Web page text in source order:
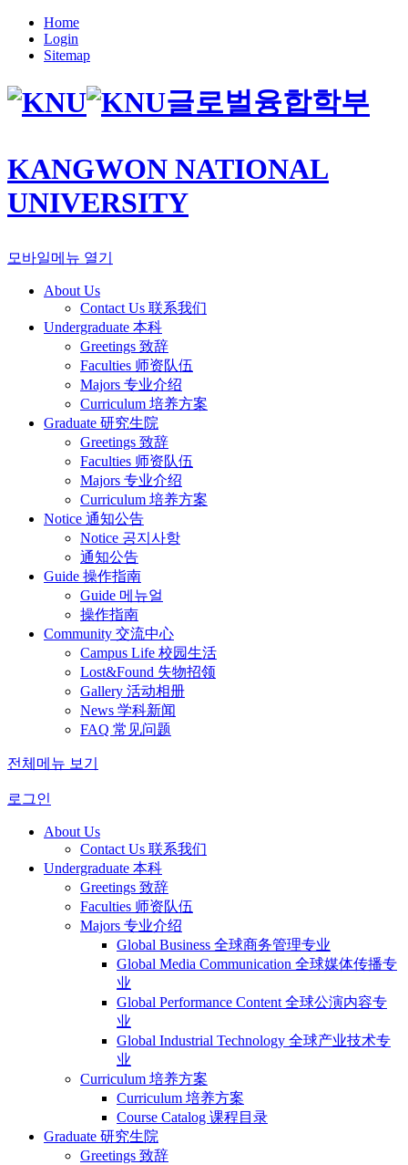
Home
Login
Sitemap
글로벌융합학부
KANGWON NATIONAL
UNIVERSITY
모바일메뉴 열기
About Us
Contact Us 联系我们
Undergraduate 本科
Greetings 致辞
Faculties 师资队伍
Majors 专业介绍
Curriculum 培养方案
Graduate 研究生院
Greetings 致辞
Faculties 师资队伍
Majors 专业介绍
Curriculum 培养方案
Notice 通知公告
Notice 공지사항
通知公告
Guide 操作指南
Guide 메뉴얼
操作指南
Community 交流中心
Campus Life 校园生活
Lost&Found 失物招领
Gallery 活动相册
News 学科新闻
FAQ 常见问题
전체메뉴 보기
로그인
About Us
Contact Us 联系我们
Undergraduate 本科
Greetings 致辞
Faculties 师资队伍
Majors 专业介绍
Global Business 全球商务管理专业
Global Media Communication 全球媒体传播专
业
Global Performance Content 全球公演内容专
业
Global Industrial Technology 全球产业技术专
业
Curriculum 培养方案
Curriculum 培养方案
Course Catalog 课程目录
Graduate 研究生院
Greetings 致辞